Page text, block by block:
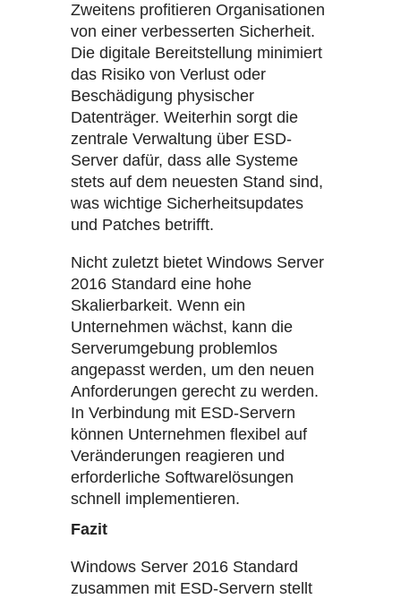
Zweitens profitieren Organisationen
von einer verbesserten Sicherheit.
Die digitale Bereitstellung minimiert
das Risiko von Verlust oder
Beschädigung physischer
Datenträger. Weiterhin sorgt die
zentrale Verwaltung über ESD-
Server dafür, dass alle Systeme
stets auf dem neuesten Stand sind,
was wichtige Sicherheitsupdates
und Patches betrifft.
Nicht zuletzt bietet Windows Server
2016 Standard eine hohe
Skalierbarkeit. Wenn ein
Unternehmen wächst, kann die
Serverumgebung problemlos
angepasst werden, um den neuen
Anforderungen gerecht zu werden.
In Verbindung mit ESD-Servern
können Unternehmen flexibel auf
Veränderungen reagieren und
erforderliche Softwarelösungen
schnell implementieren.
Fazit
Windows Server 2016 Standard
zusammen mit ESD-Servern stellt